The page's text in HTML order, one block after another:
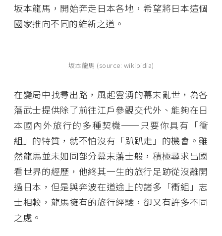
坂本龍馬，開始奔走日本各地，希望將日本這個
國家推向不同的維新之道。
坂本龍馬 (source: wikipidia)
在變局中找尋出路，風起雲湧的幕末亂世，為各
藩武士提供除了前往江戶參覲交代外、能夠在日
本國內外旅行的多種契機──只要你具有「衝
組」的特質，就不怕沒有「趴趴走」的機會。雖
然龍馬並未如同部分幕末藩士般，積極尋求出國
看世界的經歷，他終其一生的旅行足跡從沒離開
過日本，但是與奔波在道途上的諸多「衝組」志
士相較，龍馬擁有的旅行經驗，卻又有許多不同
之處。